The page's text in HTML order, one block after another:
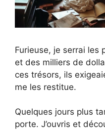
Furieuse, je serrai les
et des milliers de
ces trésors, ils
me les restitue.
Quelques jours plus
porte. J’ouvris et